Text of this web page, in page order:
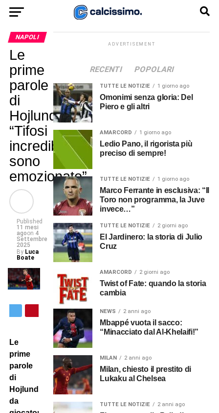
NAPOLI
Le
prime
parole
di
Hojlund:
“Tifosi
incredibili,
sono
emozionato”
Published
11 mesi
agoon 4
Settembre
2025
By Luca
Boate
Le
prime
parole
di
Hojlund
da
ADVERTISEMENT
RECENTI POPOLARI
TUTTE LE NOTIZIE 1 giorno ago
Omonimi senza gloria: Del
Piero e gli altri
AMARCORD 1 giorno ago
Ledio Pano, il rigorista più
preciso di sempre!
TUTTE LE NOTIZIE 1 giorno ago
Marco Ferrante in esclusiva: “Il
Toro non programma, la Juve
invece…”
TUTTE LE NOTIZIE 2 giorni ago
El Jardinero: la storia di Julio
Cruz
AMARCORD 2 giorni ago
Twist of Fate: quando la storia
cambia
NEWS 2 anni ago
Mbappé vuota il sacco:
“Minacciato dal Al-Khelaifi!”
MILAN 2 anni ago
Milan, chiesto il prestito di
Lukaku al Chelsea
TUTTE LE NOTIZIE 2 anni ago